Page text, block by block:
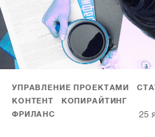
УПРАВЛЕНИЕ ПРОЕКТАМИ
КОНТЕНТ
КОПИРАЙТИНГ
ФРИЛАНС
25